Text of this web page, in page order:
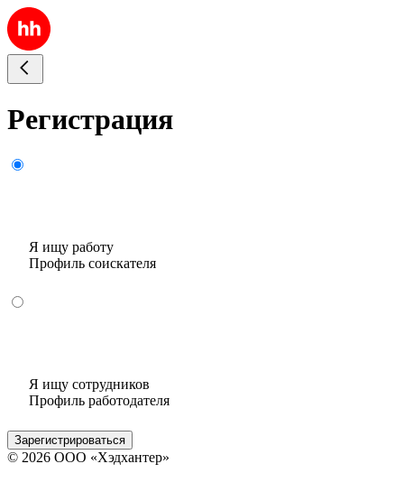
Регистрация
Я ищу работу
Профиль соискателя
Я ищу сотрудников
Профиль работодателя
Зарегистрироваться
© 2026 ООО «Хэдхантер»